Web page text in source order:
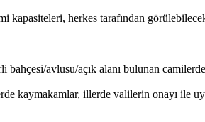
herkes tarafından
avlusu/açık alanı bulunan camilerde
kaymakamlar, illerde valilerin onayı ile